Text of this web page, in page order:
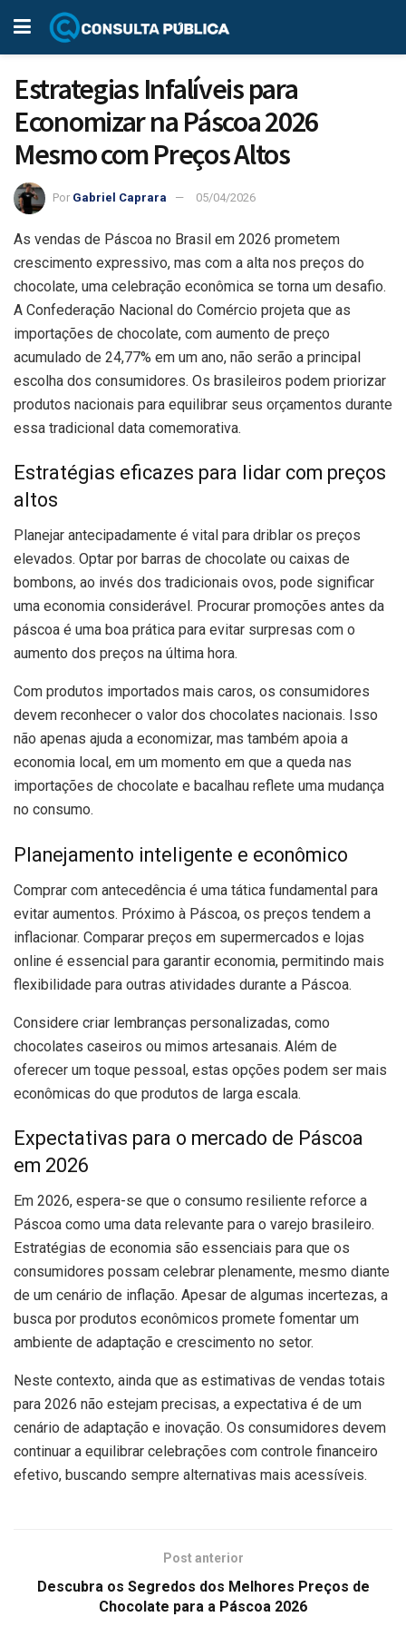
Estrategias Infalíveis para
Economizar na Páscoa 2026
Mesmo com Preços Altos
Por Gabriel Caprara 05/04/2026
As vendas de Páscoa no Brasil em 2026 prometem
crescimento expressivo, mas com a alta nos preços do
chocolate, uma celebração econômica se torna um desafio.
A Confederação Nacional do Comércio projeta que as
importações de chocolate, com aumento de preço
acumulado de 24,77% em um ano, não serão a principal
escolha dos consumidores. Os brasileiros podem priorizar
produtos nacionais para equilibrar seus orçamentos durante
essa tradicional data comemorativa.
Estratégias eficazes para lidar com preços
altos
Planejar antecipadamente é vital para driblar os preços
elevados. Optar por barras de chocolate ou caixas de
bombons, ao invés dos tradicionais ovos, pode significar
uma economia considerável. Procurar promoções antes da
páscoa é uma boa prática para evitar surpresas com o
aumento dos preços na última hora.
Com produtos importados mais caros, os consumidores
devem reconhecer o valor dos chocolates nacionais. Isso
não apenas ajuda a economizar, mas também apoia a
economia local, em um momento em que a queda nas
importações de chocolate e bacalhau reflete uma mudança
no consumo.
Planejamento inteligente e econômico
Comprar com antecedência é uma tática fundamental para
evitar aumentos. Próximo à Páscoa, os preços tendem a
inflacionar. Comparar preços em supermercados e lojas
online é essencial para garantir economia, permitindo mais
flexibilidade para outras atividades durante a Páscoa.
Considere criar lembranças personalizadas, como
chocolates caseiros ou mimos artesanais. Além de
oferecer um toque pessoal, estas opções podem ser mais
econômicas do que produtos de larga escala.
Expectativas para o mercado de Páscoa
em 2026
Em 2026, espera-se que o consumo resiliente reforce a
Páscoa como uma data relevante para o varejo brasileiro.
Estratégias de economia são essenciais para que os
consumidores possam celebrar plenamente, mesmo diante
de um cenário de inflação. Apesar de algumas incertezas, a
busca por produtos econômicos promete fomentar um
ambiente de adaptação e crescimento no setor.
Neste contexto, ainda que as estimativas de vendas totais
para 2026 não estejam precisas, a expectativa é de um
cenário de adaptação e inovação. Os consumidores devem
continuar a equilibrar celebrações com controle financeiro
efetivo, buscando sempre alternativas mais acessíveis.
Post anterior
Descubra os Segredos dos Melhores Preços de
Chocolate para a Páscoa 2026